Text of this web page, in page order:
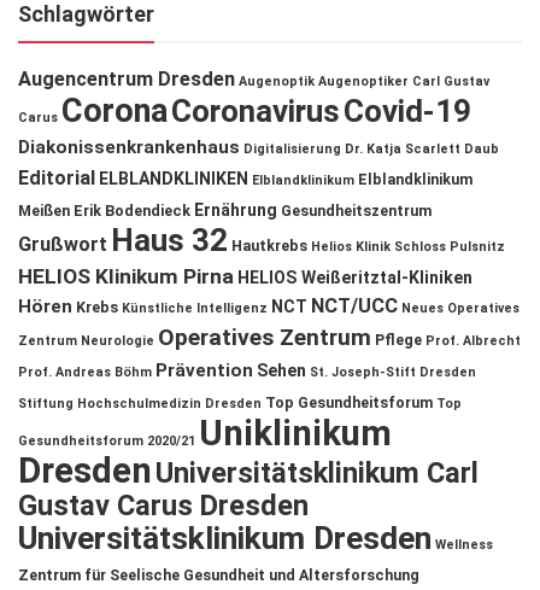
Schlagwörter
Augencentrum Dresden Augenoptik Augenoptiker Carl Gustav
Carus CoronaCoronavirusCovid-19
Diakonissenkrankenhaus Digitalisierung Dr. Katja Scarlett Daub
Editorial ELBLANDKLINIKEN Elblandklinikum Elblandklinikum
Meißen Erik Bodendieck Ernährung Gesundheitszentrum
Grußwort Haus 32 Hautkrebs Helios Klinik Schloss Pulsnitz
HELIOS Klinikum Pirna HELIOS Weißeritztal-Kliniken
Hören Krebs Künstliche Intelligenz NCT NCT/UCC Neues Operatives
Zentrum Neurologie Operatives Zentrum Pflege Prof. Albrecht
Prof. Andreas Böhm Prävention Sehen St. Joseph-Stift Dresden
Stiftung Hochschulmedizin Dresden Top Gesundheitsforum Top
Gesundheitsforum 2020/21 Uniklinikum
DresdenUniversitätsklinikum Carl
Gustav Carus Dresden
Universitätsklinikum Dresden Wellness
Zentrum für Seelische Gesundheit und Altersforschung